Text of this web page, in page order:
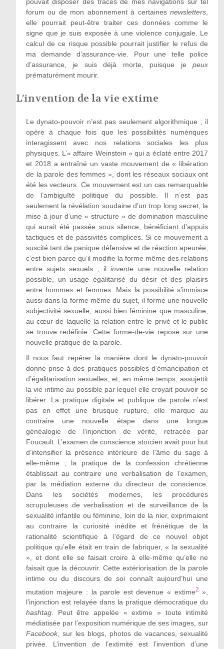
forum ou de mon abonnement à certainesnewsletters
elle pourrait peut-être traiter ces données comme le
signe que je suis exposée à une violence conjugale. Le
calcul de ce risque possible pourrait justifier le refus de
ma demande d’assurance-vie. Pour une telle police
d’assurance, je suis déjà morte, puisque jepeux
prématurément mourir.
L’invention de la vie extime
Le dynato-pouvoir n’est pas seulement algorithmique ; il
opère à chaque fois que les possibilités numériques
interagissent avec nos relations sociales les plus
physiques. L’« affaire Weinstein » qui a éclaté entre 2017
et 2018 a entraîné un vaste mouvement de « libération
de la parole des femmes », dont les réseaux sociaux ont
été les vecteurs. Ce mouvement est un cas remarquable
de l’ambiguïté politique du possible. Il n’est pas
seulement la révélation soudaine d’un trop long secret, la
mise à jour d’une « structure » de domination masculine
qui aurait été passée sous silence, bénéficiant d’appuis
tactiques et de passivités complices. Si ce mouvement a
suscité tant de panique défensive et de réaction apeurée,
c’est bien parce qu’il modifie la forme même des relations
entre sujets sexuels ; ilinvente une nouvelle relation
possible, un usage égalitarisé du désir et des plaisirs
entre hommes et femmes. Mais la possibilité s’immisce
aussi dans la forme même du sujet, il forme une nouvelle
subjectivité sexuelle, aussi bien féminine que masculine,
au cœur de laquelle la relation entre le privé et le public
se trouve redéfinie. Cette forme-de-vie repose sur une
nouvelle pratique de la parole.
Il nous faut repérer la manière dont le dynato-pouvoir
donne prise à des pratiques possibles d’émancipation et
d’égalitarisation sexuelles, et, en même temps, assujettit
la vie intime au possible par lequel elle croyait pouvoir se
libérer. La pratique digitale et publique de parole n’est
pas en effet une brusque rupture, elle marque au
contraire une nouvelle étape dans une longue
généalogie de l’injonction de vérité, retracée par
Foucault. L’examen de conscience stoïcien avait pour but
d’intensifier la présence intérieure de l’âme du sage à
elle-même ; la pratique de la confession chrétienne
établissait au contraire une verbalisation de l’examen,
par la médiation externe du directeur de conscience.
Dans les sociétés modernes, les procédures
scrupuleuses de verbalisation et de surveillance de la
sexualité infantile ou féminine, loin de la nier, exprimaient
au contraire la curiosité inédite et frénétique de la
rationalité scientifique à l’égard de ce nouvel objet
politique qu’elle était en train de fabriquer, « la sexualité
», et dont elle se faisait croire à elle-même qu’elle ne
faisait que la découvrir. Cette extériorisation de la parole
intime ou du discours de soi connaît aujourd’hui une
mutation majeure : la parole est devenue « extime2 »,
l’injonction est relayée dans la pratique démocratique du
hashtag. Peut être appelée « extime » toute intimité
médiatisée par l’exposition numérique de ses images, sur
Facebook, sur les blogs, photos de vacances, sexualité
privée. L’invention de l’extimité est l’invention d’une